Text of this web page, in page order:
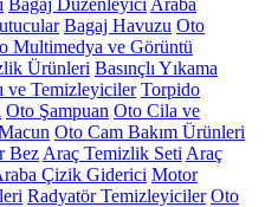
Bagaj Düzenleyici Araba
Bagaj Havuzu Oto
Multimedya ve Görüntü
Ürünleri Basınçlı Yıkama
ve Temizleyiciler Torpido
Oto Şampuan Oto Cila ve
Oto Cam Bakım Ürünleri
Bez Araç Temizlik Seti Araç
Çizik Giderici Motor
Radyatör Temizleyiciler Oto